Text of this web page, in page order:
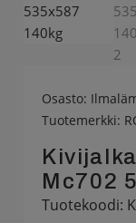
Osasto:
Tuotemerkki:
Mc702
Tuotekoodi: